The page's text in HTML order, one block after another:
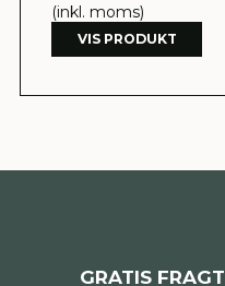
(inkl. moms)
VIS PRODUKT
GRATIS FRAGT